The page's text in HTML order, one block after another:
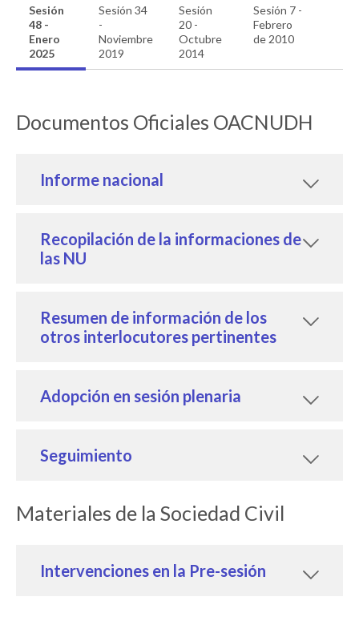
Sesión
48 -
Enero
2025
Sesión 34
-
Noviembre
2019
Sesión
20 -
Octubre
2014
Sesión 7 -
Febrero
de 2010
Documentos Oficiales OACNUDH
Informe nacional
Recopilación de la informaciones de
las NU
Resumen de información de los
otros interlocutores pertinentes
Adopción en sesión plenaria
Seguimiento
Materiales de la Sociedad Civil
Intervenciones en la Pre-sesión